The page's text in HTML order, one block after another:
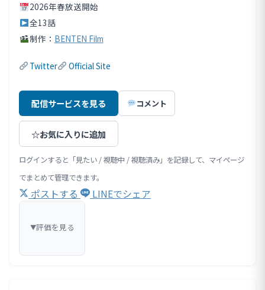
2026年春放送開始
全13話
制作： BENTEN Film
Twitter Official Site
配信サービスを見る コメント
☆お気に入りに追加
ログインすると「見たい / 視聴中 / 視聴済み」を記録して、マイページ
でまとめて管理できます。
ポストする LINEでシェア
▼評価を見る